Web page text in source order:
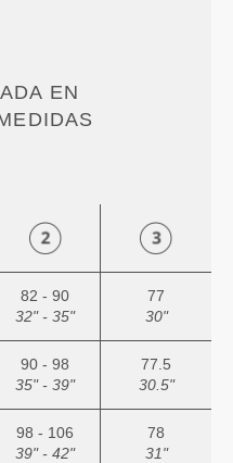
EN
82 - 90
32" - 35"
77
30"
90 - 98
35" - 39"
77.5
30.5"
98 - 106
39" - 42"
78
31"